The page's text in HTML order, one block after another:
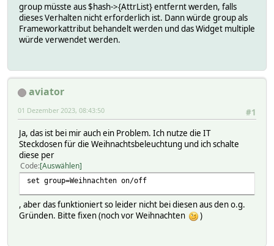
group müsste aus $hash->{AttrList} entfernt werden, falls
dieses Verhalten nicht erforderlich ist. Dann würde group als
Frameworkattribut behandelt werden und das Widget multiple
würde verwendet werden.
aviator
#1
01 Dezember 2023, 08:43:50
Ja, das ist bei mir auch ein Problem. Ich nutze die IT
Steckdosen für die Weihnachtsbeleuchtung und ich schalte
diese per
Code Auswählen
set group=Weihnachten on/off
, aber das funktioniert so leider nicht bei diesen aus den o.g.
Gründen. Bitte fixen (noch vor Weihnachten
)